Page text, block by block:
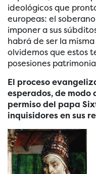
ideológicos que
europeas: el
imponer a sus
habrá de ser la
olvidemos que estos
posesiones
El proceso
esperados, de modo
permiso del papa
inquisidores en sus